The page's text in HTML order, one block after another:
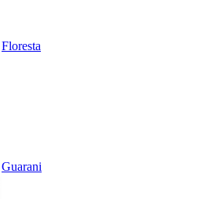
Floresta
Guarani